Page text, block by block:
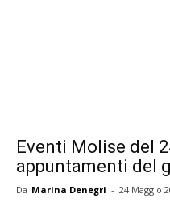
Eventi Molise del
appuntamenti del
Da Marina Denegri - 24 Maggio